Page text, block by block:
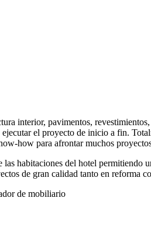
interior, pavimentos,
el proyecto de inicio a fin.
how para afrontar muchos
habitaciones del hotel
de gran calidad tanto en reforma
de mobiliario